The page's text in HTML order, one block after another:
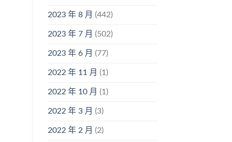
2023 年 8 月 (442)
2023 年 7 月 (502)
2023 年 6 月 (77)
2022 年 11 月 (1)
2022 年 10 月 (1)
2022 年 3 月 (3)
2022 年 2 月 (2)